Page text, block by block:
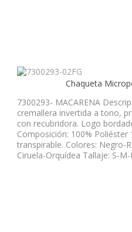
Chaqueta
7300293- MACARENA
cremallera invertida a tono,
con recubridora. Logo
Composición: 100%
transpirable. Colores: Negro-
Ciruela-Orquídea Tallaje: S-M-